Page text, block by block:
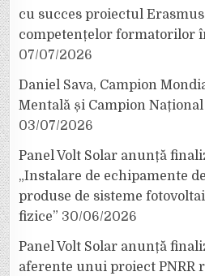
cu succes proiectul
competențelor formatorilor
07/07/2026
Daniel Sava, Campion
Mentală și Campion
03/07/2026
Panel Volt Solar anunță
„Instalare de echipamente
produse de sisteme
fizice” 30/06/2026
Panel Volt Solar anunță
aferente unui proiect